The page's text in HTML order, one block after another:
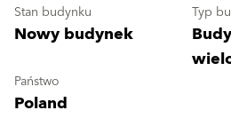
Stan budynku
Nowy budynek
Typ
Państwo
Poland